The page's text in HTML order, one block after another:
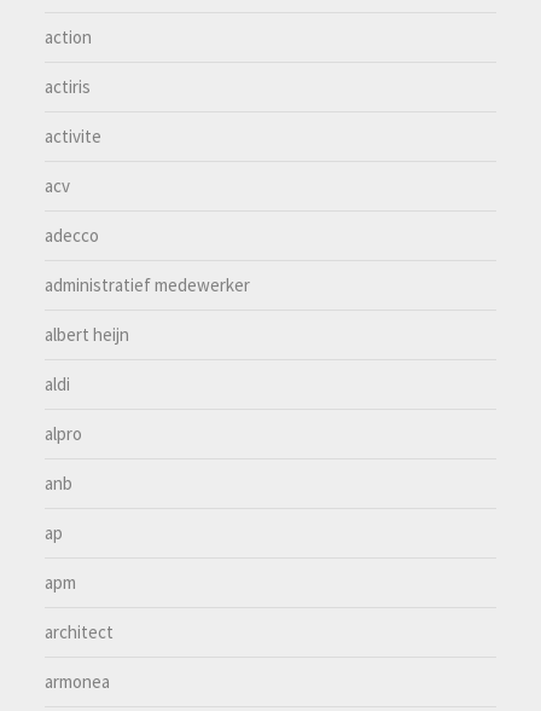
action
actiris
activite
acv
adecco
administratief medewerker
albert heijn
aldi
alpro
anb
ap
apm
architect
armonea